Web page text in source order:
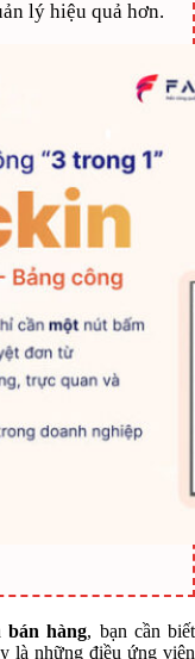
lý hiệu quả hơn.
bán hàng, bạn cần biết
là những điều ứng viên